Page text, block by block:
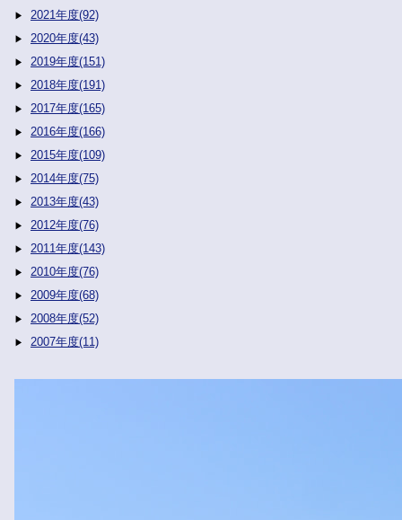
2021年度(92)
2020年度(43)
2019年度(151)
2018年度(191)
2017年度(165)
2016年度(166)
2015年度(109)
2014年度(75)
2013年度(43)
2012年度(76)
2011年度(143)
2010年度(76)
2009年度(68)
2008年度(52)
2007年度(11)